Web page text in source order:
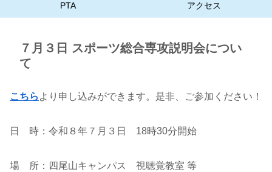
PTA アクセス
７月３日 スポーツ総合専攻説明会につい
て
こちら より申し込みができます。是非、ご参加ください！
日 時：令和８年７月３日 18時30分開始
場 所：四尾山キャンパス 視聴覚教室 等